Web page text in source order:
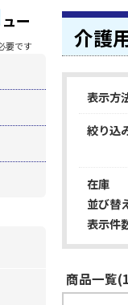
ー
要です 介護
表示方
絞り込
在庫
並び替
表示件
商品一覧